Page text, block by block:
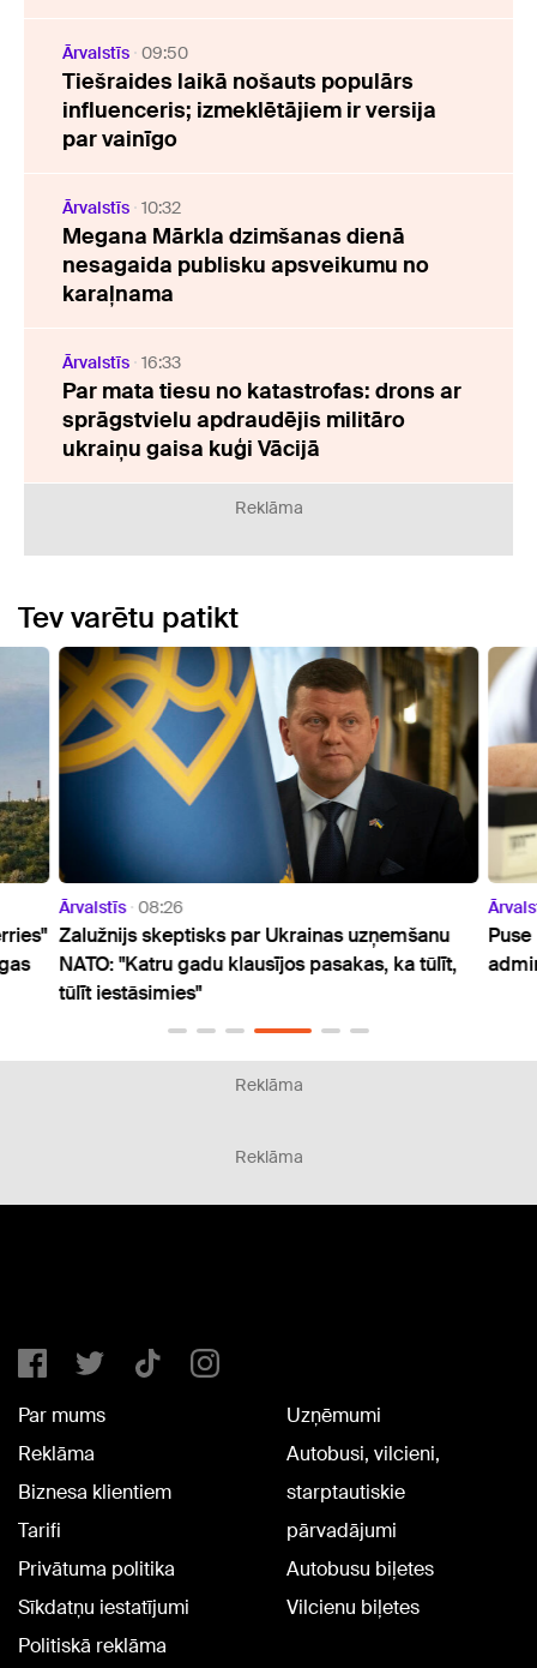
Ārvalstīs 09:50
Tiešraides laikā nošauts populārs
influenceris; izmeklētājiem ir versija
par vainīgo
Ārvalstīs 10:32
Megana Mārkla dzimšanas dienā
nesagaida publisku apsveikumu no
karaļnama
Ārvalstīs 16:33
Par mata tiesu no katastrofas: drons ar
sprāgstvielu apdraudējis militāro
ukraiņu gaisa kuģi Vācijā
Reklāma
Tev varētu patikt
Ārvalstīs 08:26
Zalužnijs skeptisks par Ukrainas uzņemšanu
NATO: "Katru gadu klausījos pasakas, ka tūlīt,
tūlīt iestāsimies"
Reklāma
Reklāma
Par mums
Reklāma
Biznesa klientiem
Tarifi
Privātuma politika
Sīkdatņu iestatījumi
Politiskā reklāma
Uzņēmumi
Autobusi, vilcieni,
starptautiskie
pārvadājumi
Autobusu biļetes
Vilcienu biļetes